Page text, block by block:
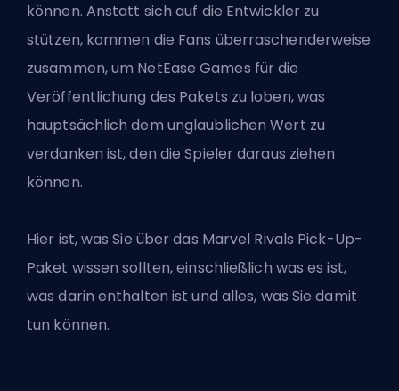
können. Anstatt sich auf die Entwickler zu
stützen, kommen die Fans überraschenderweise
zusammen, um NetEase Games für die
Veröffentlichung des Pakets zu loben, was
hauptsächlich dem unglaublichen Wert zu
verdanken ist, den die Spieler daraus ziehen
können.
Hier ist, was Sie über das Marvel Rivals Pick-Up-
Paket wissen sollten, einschließlich was es ist,
was darin enthalten ist und alles, was Sie damit
tun können.